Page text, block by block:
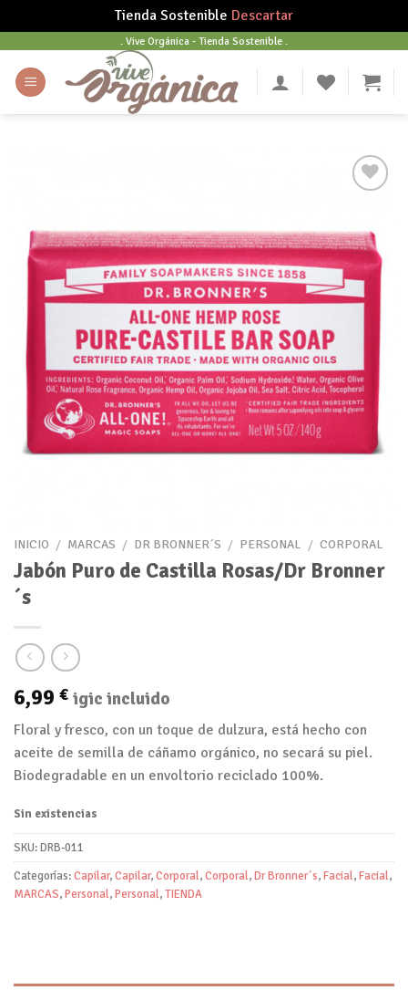
Tienda Sostenible Descartar
content
. Vive Orgánica - Tienda Sostenible .
Añadir
a tu
lista
deseos
INICIO / MARCAS / DR BRONNER´S / PERSONAL / CORPORAL
Jabón Puro de Castilla Rosas/Dr Bronner
´s
6,99 € igic incluido
Floral y fresco, con un toque de dulzura, está hecho con
aceite de semilla de cáñamo orgánico, no secará su piel.
Biodegradable en un envoltorio reciclado 100%.
Sin existencias
SKU:DRB-011
Categorías:Capilar,Capilar,Corporal,Corporal,Dr Bronner´s,Facial,Facial,
MARCAS,Personal,Personal,TIENDA